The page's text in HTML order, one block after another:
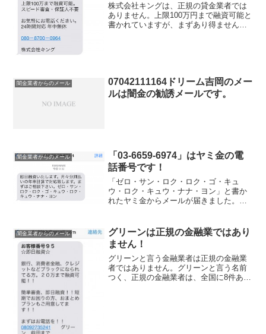
株式会社キングは、正規の貸金業者では
ありません。上限100万円まで融資可能と
書かれていますが、まずあり得ません。
闇金業者からのメール
07042111164ドリーム吉岡のメー
ルは闇金の勧誘メールです。
闇金業者からのメール
「03-6659-6974」はヤミ金の電
話番号です！
「ゼロ・サン・ロク・ロク・ゴ・キュ
ウ・ロク・キュウ・ナナ・ヨン」と書か
れたヤミ金からメールが届きました。カ
電話番号を記載して、SMSメールを送る
と、迷惑メー...
闇金業者からのメール
グリーンは正規の金融業ではあり
ません！
グリーンと言う金融業者は正規の金融業
者ではありません。グリーンと言う名前
つく、正規の金融業者は、全国に8件あり